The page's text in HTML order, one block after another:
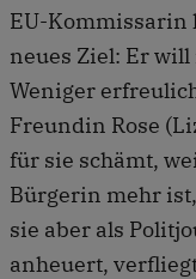
EU-Kommissarin
neues Ziel: Er
Weniger
Freundin Rose
für sie schämt,
Bürgerin mehr
sie aber als
anheuert,